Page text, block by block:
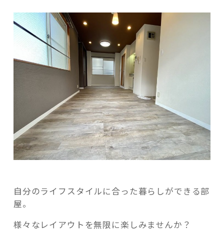
自分のライフスタイルに合った暮らしができる部
屋。
様々なレイアウトを無限に楽しみませんか？